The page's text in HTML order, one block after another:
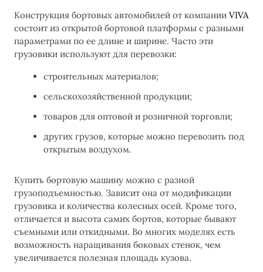
Конструкция бортовых автомобилей от компании VIVA
состоит из открытой бортовой платформы с разными
параметрами по ее длине и ширине. Часто эти
грузовики используют для перевозки:
строительных материалов;
сельскохозяйственной продукции;
товаров для оптовой и розничной торговли;
других грузов, которые можно перевозить под
открытым воздухом.
Купить бортовую машину можно с разной
грузоподъемностью. Зависит она от модификации
грузовика и количества колесных осей. Кроме того,
отличается и высота самих бортов, которые бывают
съемными или откидными. Во многих моделях есть
возможность наращивания боковых стенок, чем
увеличивается полезная площадь кузова.